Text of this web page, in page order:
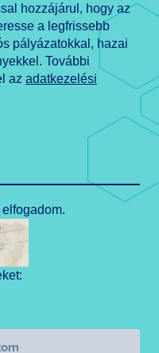
hozzájárul, hogy az
a legfrissebb
pályázatokkal, hazai
További
az adatkezelési
elfogadom.